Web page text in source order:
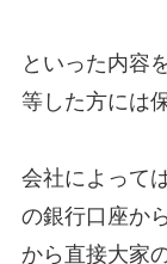
といった内容
等した方には
会社によって
の銀行口座か
から直接大家